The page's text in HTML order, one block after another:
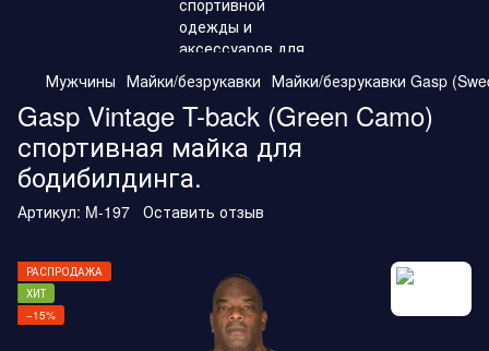
Мужчины Майки/безрукавки Майки/безрукавки Gasp
Gasp Vintage T-back (Green Camo)
спортивная майка для
бодибилдинга.
Артикул: M-197 Оставить отзыв
РАСПРОДАЖА
ХИТ
−15%